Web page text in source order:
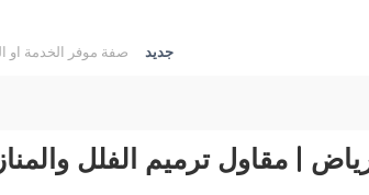
جديد صفة موفر الخدمة او
| مقاول ترميم الفلل والمنازل